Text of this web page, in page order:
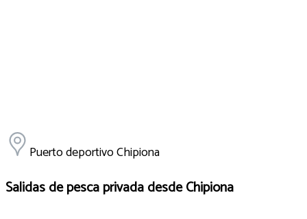
Puerto deportivo Chipiona
Salidas de pesca privada desde Chipiona